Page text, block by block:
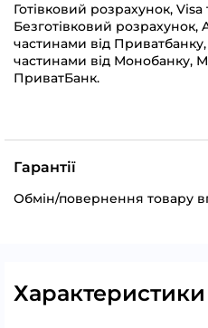
Готівковий розрахунок,
Безготівковий розрахунок,
частинами від
частинами від Монобанку,
ПриватБанк.
Гарантії
Обмін/повернення товару
Характеристики